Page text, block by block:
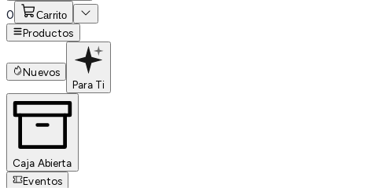
0 Carrito
Productos
Nuevos
Para Ti
Caja Abierta
Eventos